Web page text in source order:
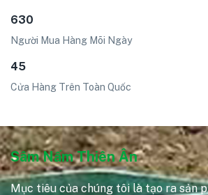
630
Người Mua Hàng Mõi Ngày
45
Cửa Hàng Trên Toàn Quốc
Sâm Nấm Thiên Ân
Mục tiêu của chúng tôi là tạo ra sản